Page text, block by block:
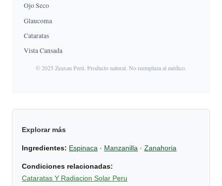
Ojo Seco
Glaucoma
Cataratas
Vista Cansada
© 2025 Zeaxan Perú. Producto natural. No reemplaza al médico.
Explorar más
Ingredientes: Espinaca · Manzanilla ·Zanahoria
Condiciones relacionadas:
Cataratas Y Radiacion Solar Peru